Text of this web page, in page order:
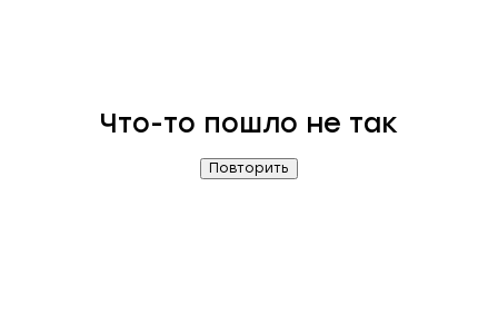
Что-то пошло не так
Повторить